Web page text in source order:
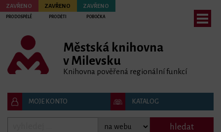
ZAVŘENO
PRO DOSPĚLÉ
ZAVŘENO
PRO DĚTI
ZAVŘENO
POBOČKA
Městská knihovna
v Milevsku
Knihovna pověřená regionální funkcí
MOJE KONTO KATALOG
hledat